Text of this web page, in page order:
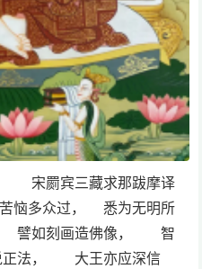
宋罽宾三藏求那跋摩译
多众过， 悉为无明所
譬如刻画造佛像， 智
正法， 大王亦应深信